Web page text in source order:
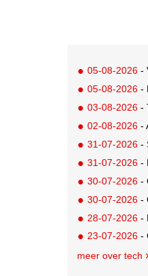
05-08-2026 -
05-08-2026 -
03-08-2026 -
02-08-2026 -
31-07-2026 -
31-07-2026 -
30-07-2026 -
30-07-2026 -
28-07-2026 -
23-07-2026 -
meer over tech